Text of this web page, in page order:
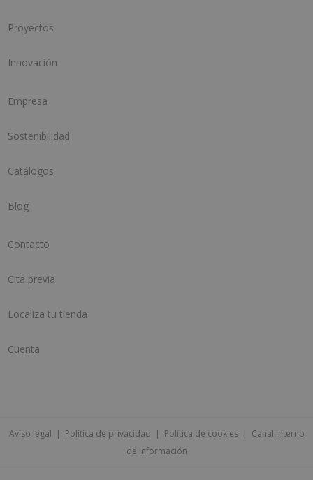
Proyectos
Innovación
Empresa
Sostenibilidad
Catálogos
Blog
Contacto
Cita previa
Localiza tu tienda
Cuenta
Aviso legal | Política de privacidad | Política de cookies| Canal interno
de información